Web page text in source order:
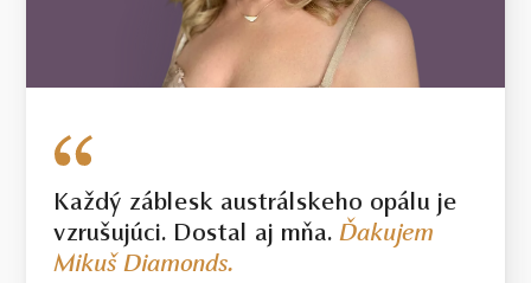
Každý záblesk austrálskeho opálu je
vzrušujúci. Dostal aj mňa.Ďakujem
Mikuš Diamonds.